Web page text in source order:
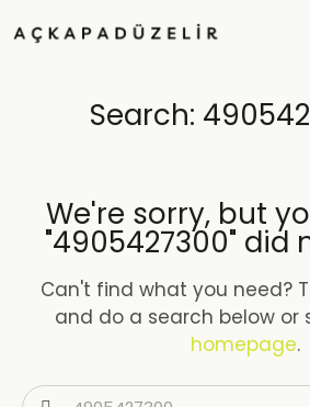
Search:
We're sorry, but
"4905427300" did
Can't find what you need?
and do a search below or
homepage.